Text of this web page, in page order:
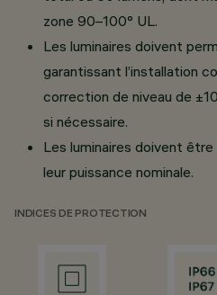
zone 90–100° UL.
Les luminaires doivent
garantissant l’installation
correction de niveau de
si nécessaire.
Les luminaires doivent être
leur puissance nominale.
INDICES DE PROTECTION